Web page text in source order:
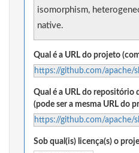
isomorphism,
native.
Qual é a URL do projeto
https://github.com/apache/
Qual é a URL do repositório
(pode ser a mesma URL do
https://github.com/apache/
Sob qual(is) licença(s) o